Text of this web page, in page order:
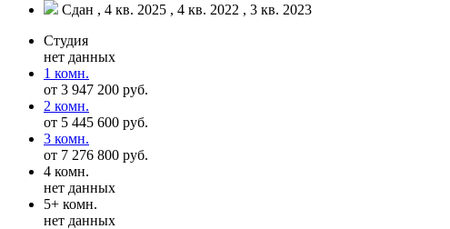
Сдан , 4 кв. 2025 , 4 кв. 2022 , 3 кв. 2023
Студия
нет данных
1 комн.
от 3 947 200 руб.
2 комн.
от 5 445 600 руб.
3 комн.
от 7 276 800 руб.
4 комн.
нет данных
5+ комн.
нет данных